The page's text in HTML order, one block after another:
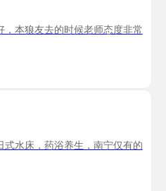
本狼友去的时候老师态度非常
水床，药浴养生，南宁仅有的